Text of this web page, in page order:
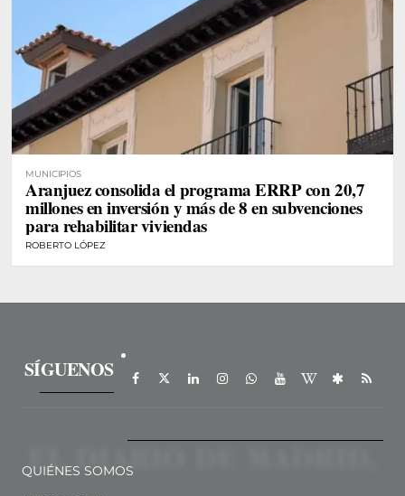
MUNICIPIOS
Aranjuez consolida el programa ERRP con 20,7
millones en inversión y más de 8 en subvenciones
para rehabilitar viviendas
ROBERTO LÓPEZ
SÍGUENOS
QUIÉNES SOMOS